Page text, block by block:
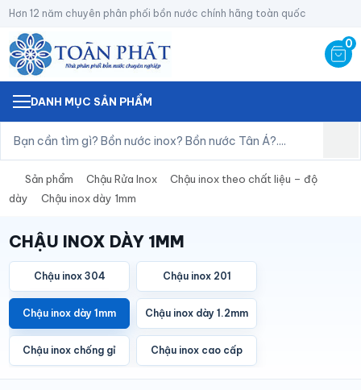
Hơn 12 năm chuyên phân phối bồn nước chính hãng toàn quốc
0
DANH MỤC SẢN PHẨM
Sản phẩm Chậu Rửa Inox
Chậu inox theo chất liệu – độ
dày
Chậu inox dày 1mm
CHẬU INOX DÀY 1MM
Chậu inox 304 Chậu inox 201
Chậu inox dày 1mm Chậu inox dày 1.2mm
Chậu inox chống gỉ Chậu inox cao cấp